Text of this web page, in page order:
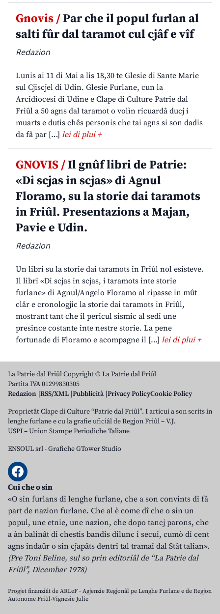
Gnovis /Par che il popul furlan al
salti fûr dal taramot cul cjâf e vîf
Redazion
Lunis ai 11 di Mai a lis 18,30 te Glesie di Sante Marie
sul Cjiscjel di Udin. Glesie Furlane, cun la
Arcidiocesi di Udine e Clape di Culture Patrie dal
Friûl a 50 agns dal taramot o volìn ricuardâ ducj i
muarts e dutis chês personis che tai agns si son dadis
da fâ par […] lei di plui +
GNOVIS /Il gnûf libri de Patrie:
«Di scjas in scjas» di Agnul
Floramo, su la storie dai taramots
in Friûl. Presentazions a Majan,
Pavie e Udin.
Redazion
Un libri su la storie dai taramots in Friûl nol esisteve.
Il libri «Di scjas in scjas, i taramots inte storie
furlane» di Agnul/Angelo Floramo al ripasse in mût
clâr e cronologjic la storie dai taramots in Friûl,
mostrant tant che il pericul sismic al sedi une
presince costante inte nestre storie. La pene
fortunade di Floramo e acompagne il […] lei di plui +
La Patrie dal Friûl Copyright © La Patrie dal Friûl
Partita IVA 01299830305
Redazion RSS/XML Pubblicità Privacy PolicyCookie Policy
Proprietât Clape di Culture “Patrie dal Friûl”. I articui a son scrits in
lenghe furlane e cu la grafie uficiâl de Regjon Friûl – V.J.
USPI – Union Stampe Periodiche Taliane
ENSOUL srl-Grafiche GTower Studio
Cui che o sin
«O sin furlans di lenghe furlane, che a son convints di fâ
part de nazion furlane. Che al è come dî che o sin un
popul, une etnie, une nazion, che dopo tancj parons, che
a àn balinât di chestis bandis dilunc i secui, cumò di cent
agns indaûr o sin cjapâts dentri tal tramai dal Stât talian».
(Pre Toni Beline, sul so prin editoriâl de “La Patrie dal
Friûl”, Dicembar 1978)
Progjet finanziât de ARLeF - Agjenzie Regjonâl pe Lenghe Furlane e de Regjon
Autonome Friûl-Vignesie Julie